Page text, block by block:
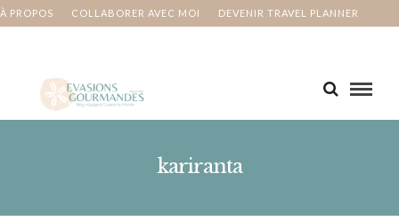
À PROPOS COLLABORER AVEC MOI DEVENIR TRAVEL PLANNER
kariranta